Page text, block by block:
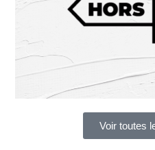
Voir toutes